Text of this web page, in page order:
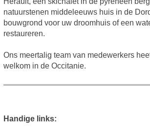
natuurstenen middeleeuws huis in de
bouwgrond voor uw droomhuis of een
restaureren.
Ons meertalig team van medewerkers
welkom in de Occitanie.
Handige links: